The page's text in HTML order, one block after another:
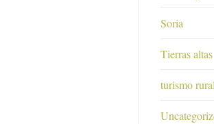
Soria
Tierras altas
turismo